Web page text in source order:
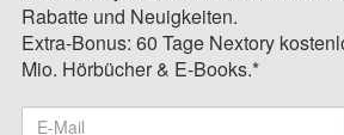
Rabatte und Neuigkeiten.
Extra-Bonus: 60 Tage Nextory
Mio. Hörbücher & E-Books.*